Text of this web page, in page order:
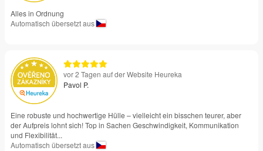
Alles in Ordnung
Automatisch übersetzt aus
vor 2 Tagen auf der Website Heureka
Pavol P.
Eine robuste und hochwertige Hülle – vielleicht ein bisschen teurer, aber
der Aufpreis lohnt sich! Top in Sachen Geschwindigkeit, Kommunikation
und Flexibilität...
Automatisch übersetzt aus